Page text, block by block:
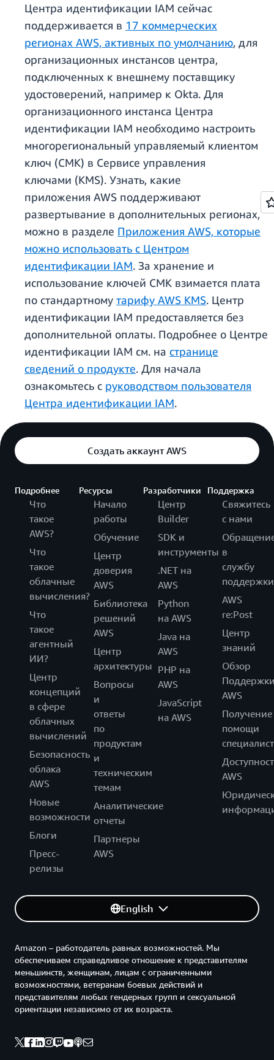
Центра идентификации IAM сейчас
поддерживается в 17 коммерческих
регионах AWS, активных по умолчанию, для
организационных инстансов центра,
подключенных к внешнему поставщику
удостоверений, например к Okta. Для
организационного инстанса Центра
идентификации IAM необходимо настроить
многорегиональный управляемый клиентом
ключ (CMK) в Сервисе управления
ключами (KMS). Узнать, какие
приложения AWS поддерживают
развертывание в дополнительных регионах,
можно в разделе Приложения AWS, которые
можно использовать с Центром
идентификации IAM. За хранение и
использование ключей CMK взимается плата
по стандартному тарифу AWS KMS. Центр
идентификации IAM предоставляется без
дополнительной оплаты. Подробнее о Центре
идентификации IAM см. на странице
сведений о продукте. Для начала
ознакомьтесь с руководством пользователя
Центра идентификации IAM.
Создать аккаунт AWS
Подробнее
Что
такое
AWS?
Что
такое
облачные
вычисления?
Что
такое
агентный
ИИ?
Центр
концепций
в сфере
облачных
вычислений
Безопасность
облака
AWS
Новые
возможности
Блоги
Пресс-
релизы
Ресурсы
Начало
работы
Обучение
Центр
доверия
AWS
Библиотека
решений
AWS
Центр
архитектуры
Вопросы
и
ответы
по
продуктам
и
техническим
темам
Аналитические
отчеты
Партнеры
AWS
Разработчики
Центр
Builder
SDK и
инструменты
.NET на
AWS
Python
на AWS
Java на
AWS
PHP на
AWS
JavaScript
на AWS
Поддержка
Свяжитесь
с нами
в
службу
поддержки
AWS
re:Post
Центр
знаний
Обзор
AWS
Получение
помощи
AWS
English
Amazon – работодатель равных возможностей. Мы
обеспечиваем справедливое отношение к представителям
меньшинств, женщинам, лицам с ограниченными
возможностями, ветеранам боевых действий и
представителям любых гендерных групп и сексуальной
ориентации независимо от их возраста.